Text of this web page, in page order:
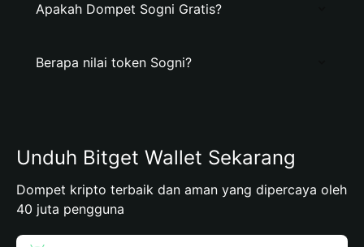
Apakah Dompet Sogni Gratis?
Berapa nilai token Sogni?
Unduh Bitget Wallet Sekarang
Dompet kripto terbaik dan aman yang dipercaya oleh
40 juta pengguna